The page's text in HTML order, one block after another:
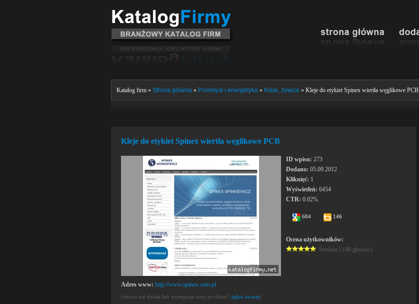
Katalog firm » Strona główna » Przemysł i energetyka » Kleje, żywice » Kleje do etykiet Spinex wiertła węglikowe PCB
Kleje do etykiet Spinex wiertła węglikowe PCB
ID wpisu: 273
Dodano: 05.09.2012
Kliknięć: 1
Wyświetleń: 6454
CTR: 0.02%
684 146
Ocena użytkowników:
Średnia 5 (48 głosów)
Adres www: http://www.spinex.com.pl
(strona nie działa lub występuje inny problem? zgłoś awarię)